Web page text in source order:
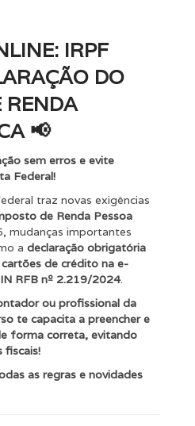
IRPF
DO
RENDA
📢
sem erros e evite
Federal!
traz novas exigências
de Renda Pessoa
mudanças importantes
a declaração obrigatória
de crédito na e-
IN RFB nº 2.219/2024.
ou profissional da
te capacita a preencher e
forma correta, evitando
fiscais!
as regras e novidades